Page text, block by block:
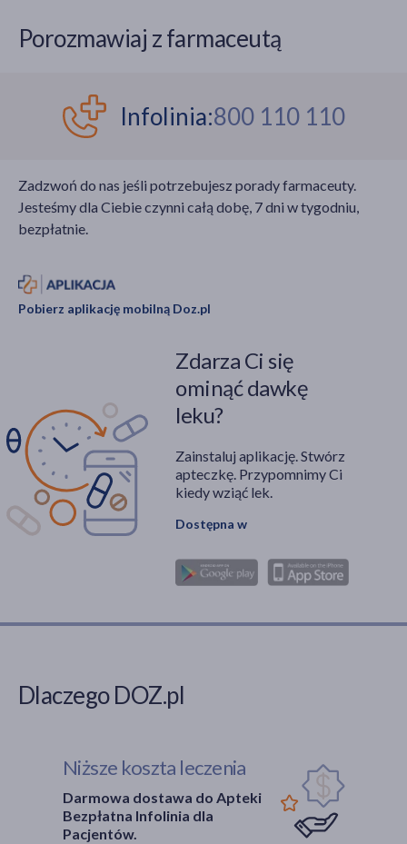
Porozmawiaj z farmaceutą
Infolinia:800 110 110
Zadzwoń do nas jeśli potrzebujesz porady farmaceuty.
Jesteśmy dla Ciebie czynni całą dobę, 7 dni w tygodniu,
bezpłatnie.
Pobierz aplikację mobilną Doz.pl
Zdarza Ci się
ominąć dawkę
leku?
Zainstaluj aplikację. Stwórz
apteczkę. Przypomnimy Ci
kiedy wziąć lek.
Dostępna w
Dlaczego DOZ.pl
Niższe koszta leczenia
Darmowa dostawa do Apteki
Bezpłatna Infolinia dla
Pacjentów.